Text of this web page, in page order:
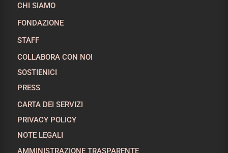
CHI SIAMO
FONDAZIONE
STAFF
COLLABORA CON NOI
SOSTIENICI
PRESS
CARTA DEI SERVIZI
PRIVACY POLICY
NOTE LEGALI
AMMINISTRAZIONE TRASPARENTE